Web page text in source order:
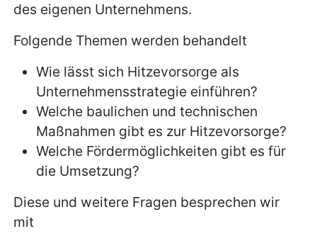
des eigenen Unternehmens.
Folgende Themen werden behandelt
Wie lässt sich Hitzevorsorge als
Unternehmensstrategie einführen?
Welche baulichen und technischen
Maßnahmen gibt es zur Hitzevorsorge?
Welche Fördermöglichkeiten gibt es für
die Umsetzung?
Diese und weitere Fragen besprechen wir
mit